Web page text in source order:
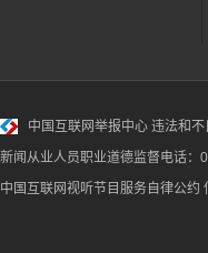
中国互联网举报中心 违法和
新闻从业人员职业道德监督电话
中国互联网视听节目服务自律公约